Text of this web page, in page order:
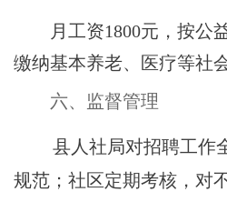
月工资1800元，按公
缴纳基本养老、医疗等社
六、监督管理
县人社局对招聘工作
规范；社区定期考核，对